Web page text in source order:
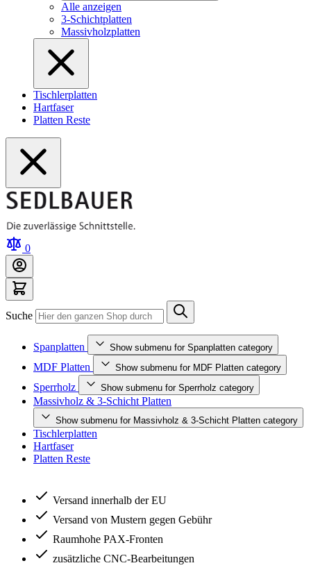
Alle anzeigen
3-Schichtplatten
Massivholzplatten
Tischlerplatten
Hartfaser
Platten Reste
0
Suche
Spanplatten Show submenu for Spanplatten category
MDF Platten Show submenu for MDF Platten category
Sperrholz Show submenu for Sperrholz category
Massivholz & 3-Schicht Platten
Show submenu for Massivholz & 3-Schicht Platten category
Tischlerplatten
Hartfaser
Platten Reste
Versand innerhalb der EU
Versand von Mustern gegen Gebühr
Raumhohe PAX-Fronten
zusätzliche CNC-Bearbeitungen